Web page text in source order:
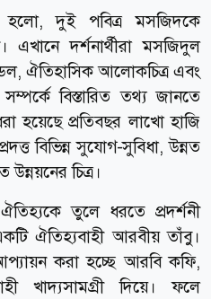
হলো, দুই পবিত্র মসজিদকে
এখানে দর্শনার্থীরা মসজিদুল
ঐতিহাসিক আলোকচিত্র এবং
বিস্তারিত তথ্য জানতে
হয়েছে প্রতিবছর লাখো হাজি
বিভিন্ন সুযোগ-সুবিধা, উন্নত
চিত্র।
তুলে ধরতে প্রদর্শনী
ঐতিহ্যবাহী আরবীয় তাঁবু।
করা হচ্ছে আরবি কফি,
খাদ্যসামগ্রী দিয়ে। ফলে